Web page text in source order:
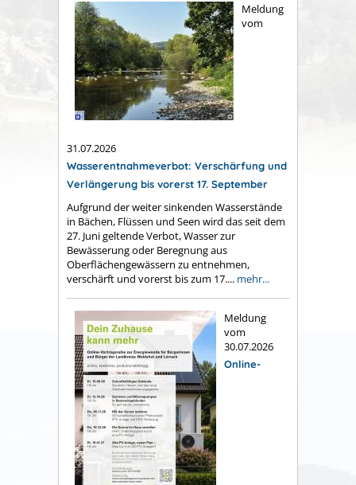
Meldung
vom
31.07.2026
Wasserentnahmeverbot: Verschärfung und
Verlängerung bis vorerst 17. September
Aufgrund der weiter sinkenden Wasserstände
in Bächen, Flüssen und Seen wird das seit dem
27. Juni geltende Verbot, Wasser zur
Bewässerung oder Beregnung aus
Oberflächengewässern zu entnehmen,
verschärft und vorerst bis zum 17.... mehr...
Meldung
vom
30.07.2026
Online-